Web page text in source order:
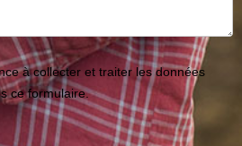
à collecter et traiter les données
ce formulaire.